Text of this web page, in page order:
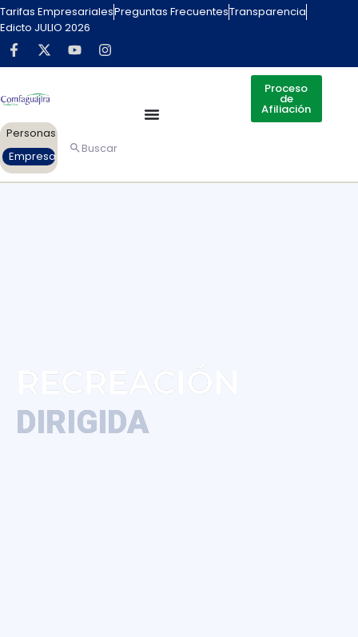
Tarifas EmpresarialesPreguntas FrecuentesTransparencia
Edicto JULIO 2026
Proceso
de
Afiliación
Personas
Empresas
Buscar
RECREACIÓN
DIRIGIDA